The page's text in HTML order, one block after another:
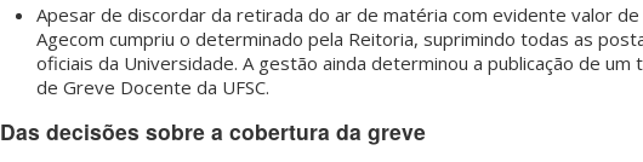
Apesar de discordar da retirada do ar de matéria com evidente valor
Agecom cumpriu o determinado pela Reitoria, suprimindo todas as
oficiais da Universidade. A gestão ainda determinou a publicação de
de Greve Docente da UFSC.
Das decisões sobre a cobertura da greve